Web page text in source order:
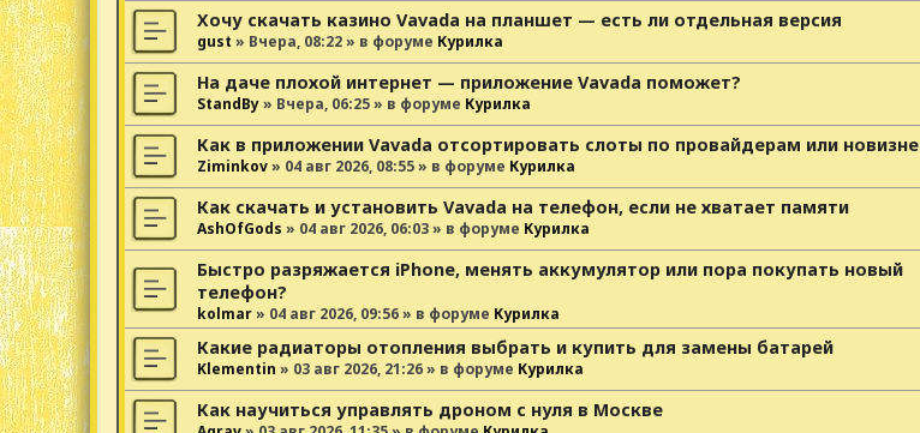
Хочу скачать казино Vavada на планшет — есть ли отдельная версия
gust » Вчера, 08:22» в форуме Курилка
На даче плохой интернет — приложение Vavada поможет?
StandBy» Вчера, 06:25» в форуме Курилка
Как в приложении Vavada отсортировать слоты по провайдерам или новизне
Ziminkov» 04 авг 2026, 08:55» в форуме Курилка
Как скачать и установить Vavada на телефон, если не хватает памяти
AshOfGods » 04 авг 2026, 06:03» в форуме Курилка
Быстро разряжается iPhone, менять аккумулятор или пора покупать новый
телефон?
kolmar» 04 авг 2026, 09:56» в форуме Курилка
Какие радиаторы отопления выбрать и купить для замены батарей
Klementin » 03 авг 2026, 21:26» в форуме Курилка
Как научиться управлять дроном с нуля в Москве